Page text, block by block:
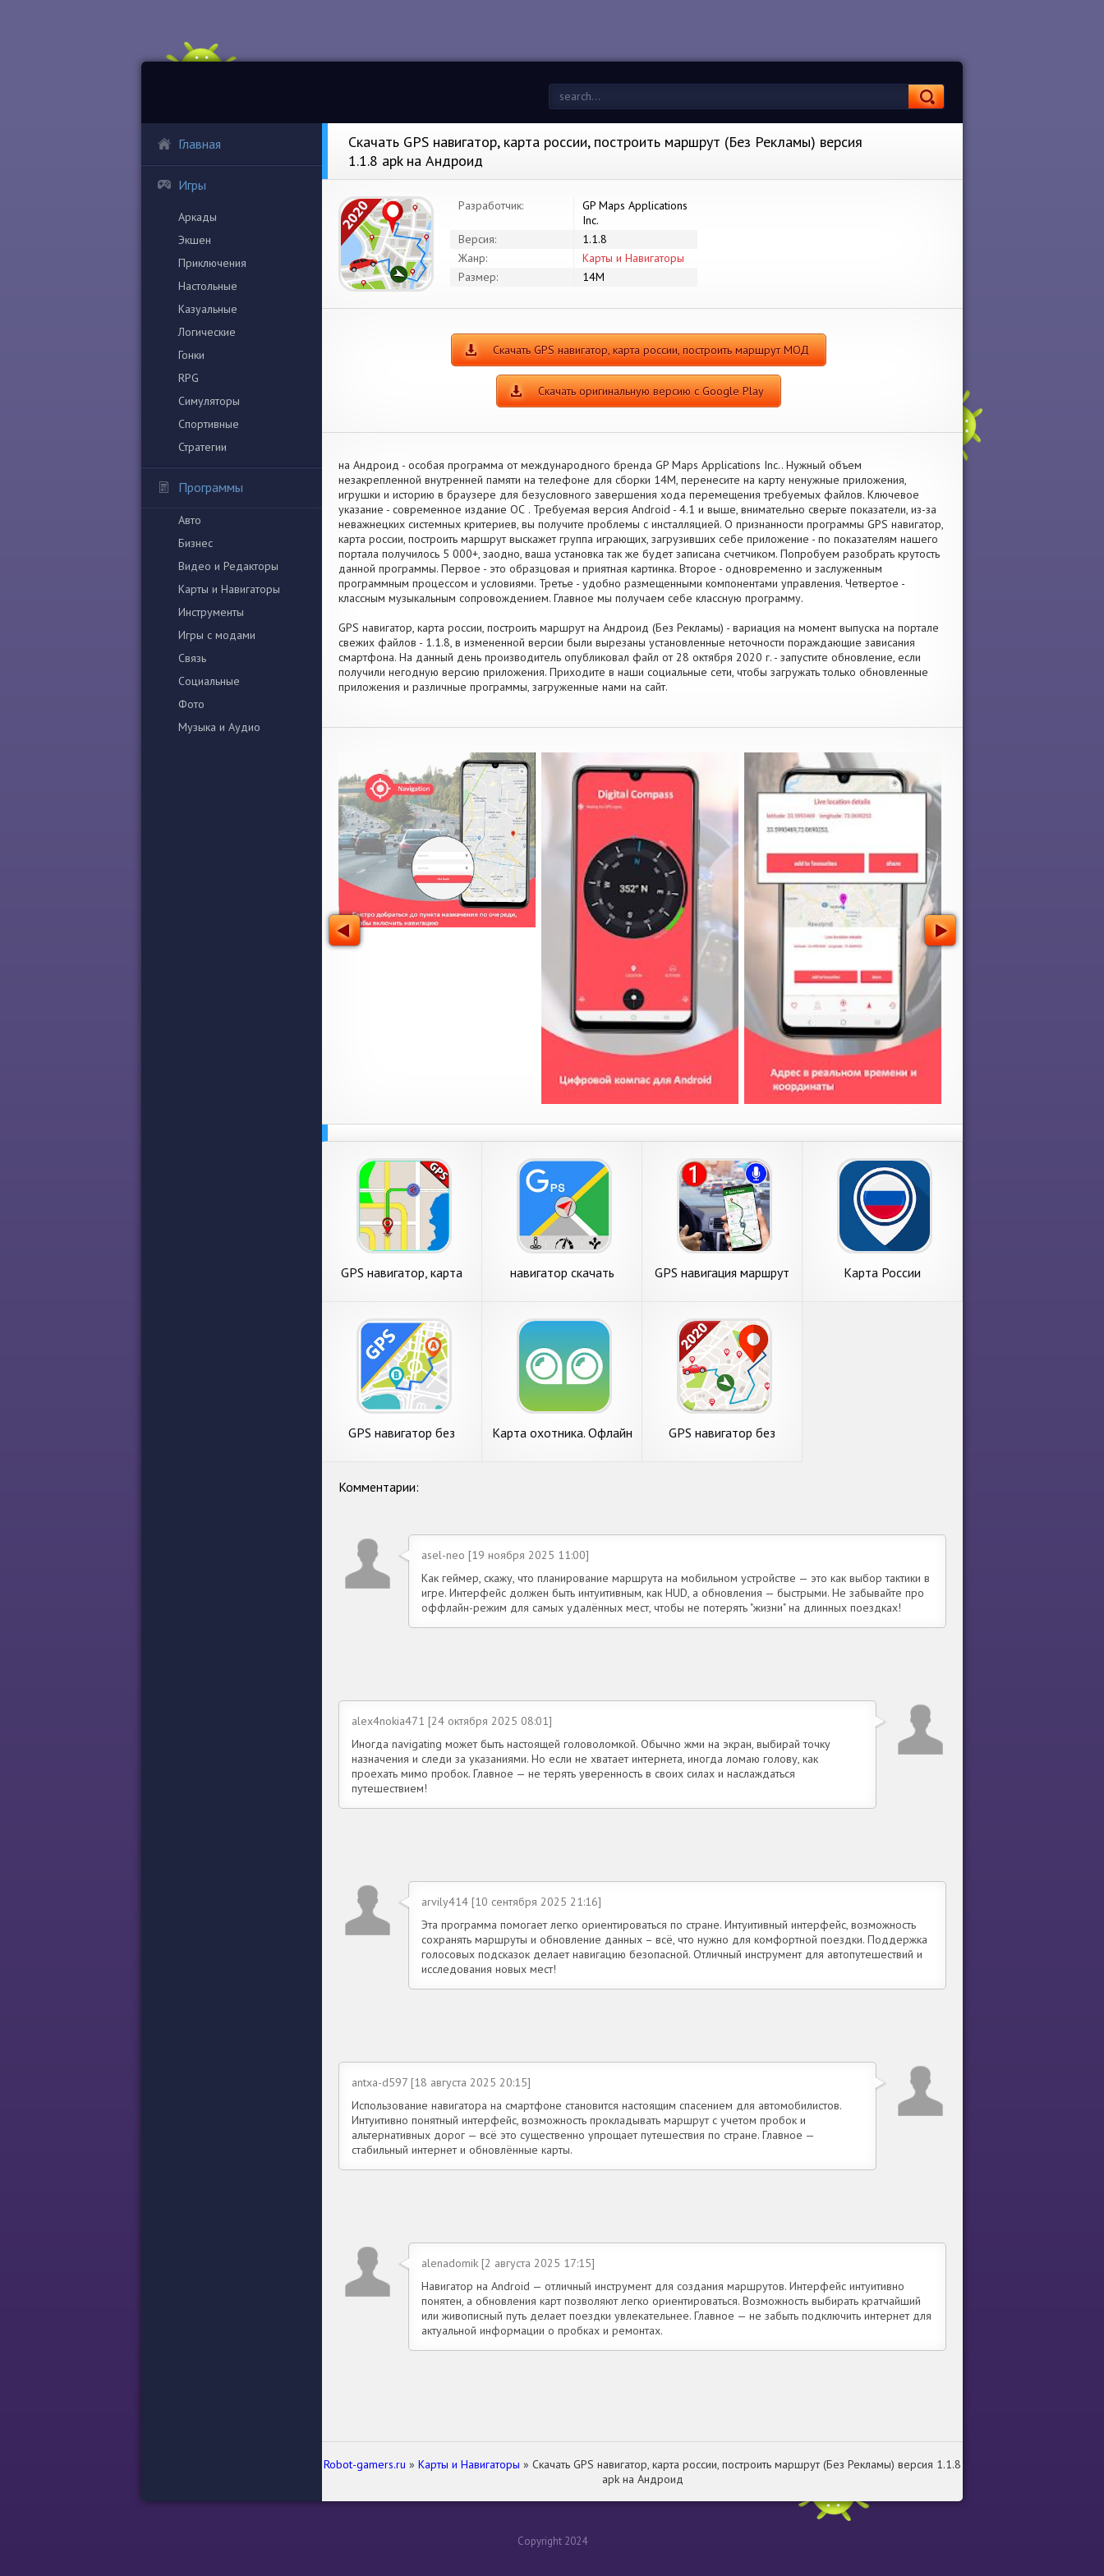
Главная
Игры
Аркады
Экшен
Приключения
Настольные
Казуальные
Логические
Гонки
RPG
Симуляторы
Спортивные
Стратегии
Программы
Авто
Бизнес
Видео и Редакторы
Карты и Навигаторы
Инструменты
Игры с модами
Связь
Социальные
Фото
Музыка и Аудио
Скачать GPS навигатор, карта россии, построить маршрут (Без Рекламы) версия
1.1.8 apk на Андроид
Разработчик:
GP Maps Applications
Inc.
Версия:
1.1.8
Жанр:
Карты и Навигаторы
Размер:
14M
Скачать GPS навигатор, карта россии, построить маршрут МОД
Скачать оригинальную версию с Google Play
на Андроид - особая программа от международного бренда GP Maps Applications Inc.. Нужный объем
незакрепленной внутренней памяти на телефоне для сборки 14M, перенесите на карту ненужные приложения,
игрушки и историю в браузере для безусловного завершения хода перемещения требуемых файлов. Ключевое
указание - современное издание ОС . Требуемая версия Android - 4.1 и выше, внимательно сверьте показатели, из-за
неважнецких системных критериев, вы получите проблемы с инсталляцией. О признанности программы GPS навигатор,
карта россии, построить маршрут выскажет группа играющих, загрузивших себе приложение - по показателям нашего
портала получилось 5 000+, заодно, ваша установка так же будет записана счетчиком. Попробуем разобрать крутость
данной программы. Первое - это образцовая и приятная картинка. Второе - одновременно и заслуженным
программным процессом и условиями. Третье - удобно размещенными компонентами управления. Четвертое -
классным музыкальным сопровождением. Главное мы получаем себе классную программу.
GPS навигатор, карта россии, построить маршрут на Андроид (Без Рекламы) - вариация на момент выпуска на портале
свежих файлов - 1.1.8, в измененной версии были вырезаны установленные неточности пораждающие зависания
смартфона. На данный день производитель опубликовал файл от 28 октября 2020 г. - запустите обновление, если
получили негодную версию приложения. Приходите в наши социальные сети, чтобы загружать только обновленные
приложения и различные программы, загруженные нами на сайт.
GPS навигатор, карта
навигатор скачать
GPS навигация маршрут
Карта России
GPS навигатор без
Карта охотника. Офлайн
GPS навигатор без
Комментарии:
asel-neo [19 ноября 2025 11:00]
Как геймер, скажу, что планирование маршрута на мобильном устройстве — это как выбор тактики в
игре. Интерфейс должен быть интуитивным, как HUD, а обновления — быстрыми. Не забывайте про
оффлайн-режим для самых удалённых мест, чтобы не потерять "жизни" на длинных поездках!
alex4nokia471 [24 октября 2025 08:01]
Иногда navigating может быть настоящей головоломкой. Обычно жми на экран, выбирай точку
назначения и следи за указаниями. Но если не хватает интернета, иногда ломаю голову, как
проехать мимо пробок. Главное — не терять уверенность в своих силах и наслаждаться
путешествием!
arvily414 [10 сентября 2025 21:16]
Эта программа помогает легко ориентироваться по стране. Интуитивный интерфейс, возможность
сохранять маршруты и обновление данных – всё, что нужно для комфортной поездки. Поддержка
голосовых подсказок делает навигацию безопасной. Отличный инструмент для автопутешествий и
исследования новых мест!
antxa-d597 [18 августа 2025 20:15]
Использование навигатора на смартфоне становится настоящим спасением для автомобилистов.
Интуитивно понятный интерфейс, возможность прокладывать маршрут с учетом пробок и
альтернативных дорог — всё это существенно упрощает путешествия по стране. Главное —
стабильный интернет и обновлённые карты.
alenadomik [2 августа 2025 17:15]
Навигатор на Android — отличный инструмент для создания маршрутов. Интерфейс интуитивно
понятен, а обновления карт позволяют легко ориентироваться. Возможность выбирать кратчайший
или живописный путь делает поездки увлекательнее. Главное — не забыть подключить интернет для
актуальной информации о пробках и ремонтах.
Robot-gamers.ru » Карты и Навигаторы » Скачать GPS навигатор, карта россии, построить маршрут (Без Рекламы) версия 1.1.8
apk на Андроид
Copyright 2024